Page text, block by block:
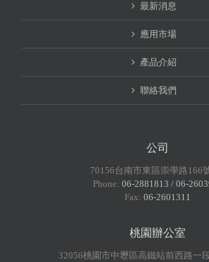
最新消息
應用市場
產品介紹
聯絡我們
公司
70156台南市東區崇學路166
Phone: 06-2881813 / 06-
Fax: 06-2601311
桃園辦公室
32056桃園市中壢區高鐵站前西路一